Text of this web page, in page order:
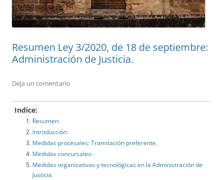
Resumen Ley 3/2020, de 18 de septiembre:
Administración de Justicia.
Deja un comentario
Indice:
Resumen:
Introducción:
Medidas procesales: Tramitación preferente.
Medidas concursales:
Medidas organizativas y tecnológicas en la Administración de
Justicia.